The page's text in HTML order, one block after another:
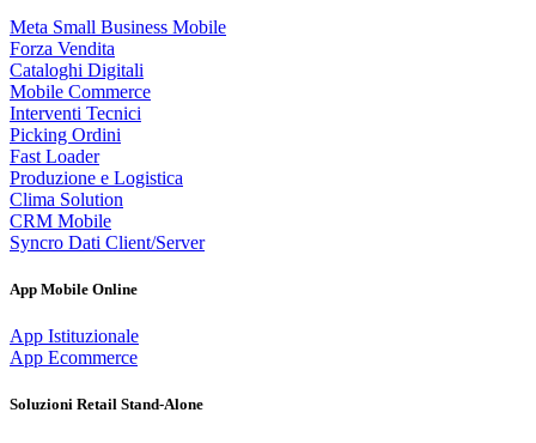
Meta Small Business Mobile
Forza Vendita
Cataloghi Digitali
Mobile Commerce
Interventi Tecnici
Picking Ordini
Fast Loader
Produzione e Logistica
Clima Solution
CRM Mobile
Syncro Dati Client/Server
App Mobile Online
App Istituzionale
App Ecommerce
Soluzioni Retail Stand-Alone